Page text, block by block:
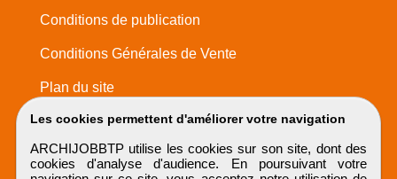
Les cookies permettent d'améliorer votre navigation
ARCHIJOBBTP utilise les cookies sur son site, dont des
cookies d'analyse d'audience. En poursuivant votre
Conditions de publication
Conditions Générales de Vente
Plan du site